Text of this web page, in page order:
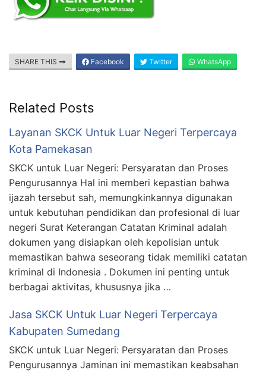
SHARE THIS Facebook Twitter WhatsApp
Related Posts
Layanan SKCK Untuk Luar Negeri Terpercaya
Kota Pamekasan
SKCK untuk Luar Negeri: Persyaratan dan Proses
Pengurusannya Hal ini memberi kepastian bahwa
ijazah tersebut sah, memungkinkannya digunakan
untuk kebutuhan pendidikan dan profesional di luar
negeri Surat Keterangan Catatan Kriminal adalah
dokumen yang disiapkan oleh kepolisian untuk
memastikan bahwa seseorang tidak memiliki catatan
kriminal di Indonesia . Dokumen ini penting untuk
berbagai aktivitas, khususnya jika …
Jasa SKCK Untuk Luar Negeri Terpercaya
Kabupaten Sumedang
SKCK untuk Luar Negeri: Persyaratan dan Proses
Pengurusannya Jaminan ini memastikan keabsahan